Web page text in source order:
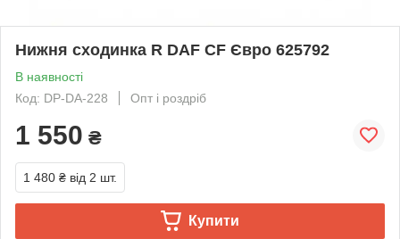
Нижня сходинка R DAF CF Євро 625792
В наявності
Код: DP-DA-228
Опт і роздріб
1 550 ₴
1 480 ₴ від 2 шт.
Купити